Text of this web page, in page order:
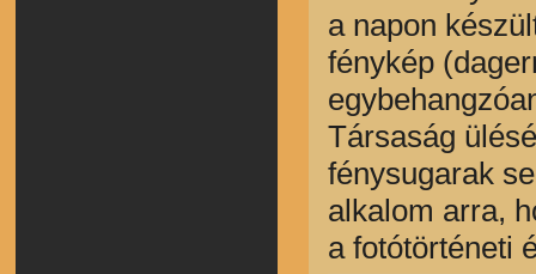
a napon
fénykép
Társaság
fénysugarak
alkalom arra,
a fotótörténeti